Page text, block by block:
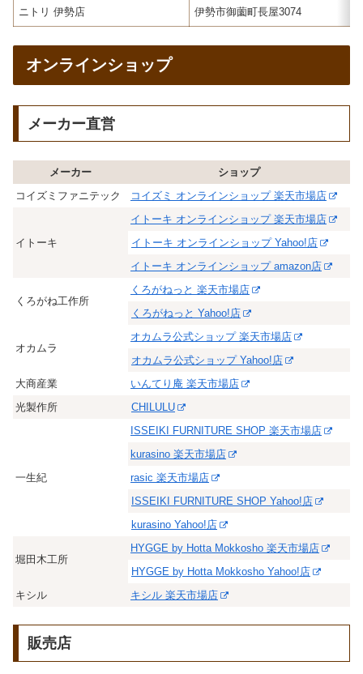
ニトリ 伊勢店 伊勢市御薗町長屋3074
オンラインショップ
メーカー直営
メーカー
ショップ
コイズミファニテック
コイズミ オンラインショップ 楽天市場店
イトーキ
イトーキ オンラインショップ 楽天市場店
イトーキ オンラインショップ Yahoo!店
イトーキ オンラインショップ amazon店
くろがね工作所
くろがねっと 楽天市場店
くろがねっと Yahoo!店
オカムラ
オカムラ公式ショップ 楽天市場店
オカムラ公式ショップ Yahoo!店
大商産業
いんてり庵 楽天市場店
光製作所
CHILULU
一生紀
ISSEIKI FURNITURE SHOP 楽天市場店
kurasino 楽天市場店
rasic 楽天市場店
ISSEIKI FURNITURE SHOP Yahoo!店
kurasino Yahoo!店
堀田木工所
HYGGE by Hotta Mokkosho 楽天市場店
HYGGE by Hotta Mokkosho Yahoo!店
キシル
キシル 楽天市場店
販売店